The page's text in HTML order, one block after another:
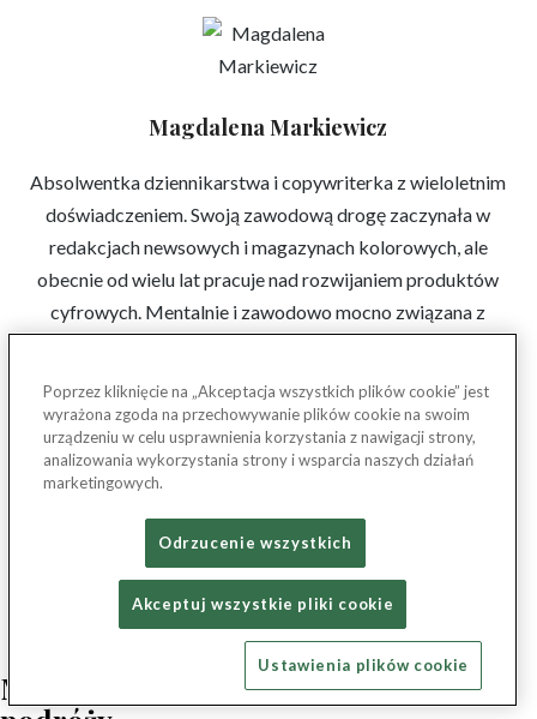
Magdalena Markiewicz
Absolwentka dziennikarstwa i copywriterka z wieloletnim
doświadczeniem. Swoją zawodową drogę zaczynała w
redakcjach newsowych i magazynach kolorowych, ale
obecnie od wielu lat pracuje nad rozwijaniem produktów
cyfrowych. Mentalnie i zawodowo mocno związana z
Dolnym Śląsku.
chorwacja
Magazyn Travelist – zainspiruj się do
Poprzez kliknięcie na „Akceptacja wszystkich plików cookie” jest
wyrażona zgoda na przechowywanie plików cookie na swoim
urządzeniu w celu usprawnienia korzystania z nawigacji strony,
analizowania wykorzystania strony i wsparcia naszych działań
marketingowych.
Odrzucenie wszystkich
Akceptuj wszystkie pliki cookie
Ustawienia plików cookie